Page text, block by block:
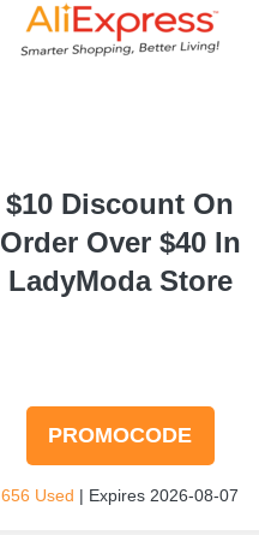
$10 Discount On
Order Over $40 In
LadyModa Store
PROMOCODE
656 Used | Expires 2026-08-07